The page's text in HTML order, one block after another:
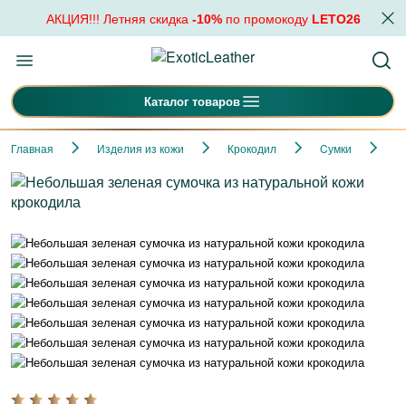
АКЦИЯ!!! Летняя скидка -10%по промокоду LETO26
Каталог товаров
Главная Изделия из кожи Крокодил Cумки